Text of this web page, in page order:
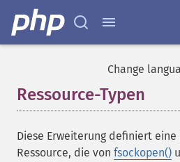
Change
Ressource-Typen
Diese Erweiterung definiert eine
Ressource, die von fsockopen()